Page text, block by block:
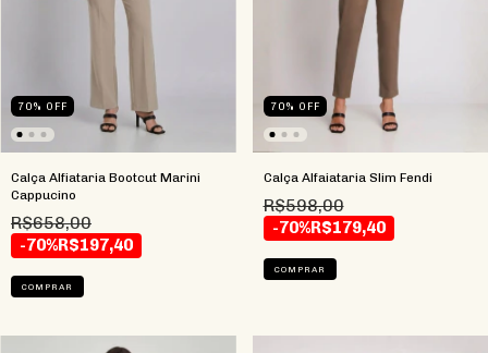
70% OFF
Calça Alfiataria Bootcut Marini
Cappucino
R$658,00
-70%R$197,40
COMPRAR
70% OFF
Calça Alfaiataria Slim Fendi
R$598,00
-70%R$179,40
COMPRAR